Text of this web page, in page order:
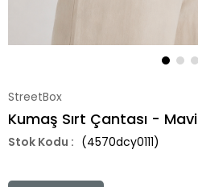
StreetBox
Kumaş Sırt Çantası - Mavi
(4570dcy0111)